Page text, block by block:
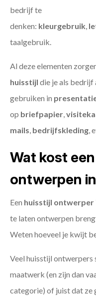
bedrijf te
denken: kleurgebruik,
taalgebruik.
Al deze elementen
huisstijl die je als bedrijf
gebruiken in
op briefpapier,
mails, bedrijfskleding,
Wat kost
ontwerpen
Een huisstijl ontwerper
te laten ontwerpen
Weten hoeveel je kwijt
Veel huisstijl ontwerpers
maatwerk (en zijn dan
categorie) of juist dat ze